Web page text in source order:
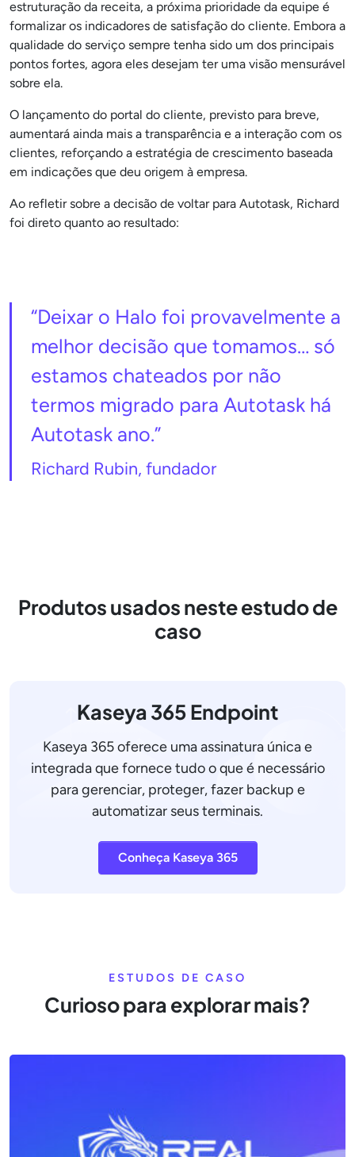
estruturação da receita, a próxima prioridade da equipe é
formalizar os indicadores de satisfação do cliente. Embora a
qualidade do serviço sempre tenha sido um dos principais
pontos fortes, agora eles desejam ter uma visão mensurável
sobre ela.
O lançamento do portal do cliente, previsto para breve,
aumentará ainda mais a transparência e a interação com os
clientes, reforçando a estratégia de crescimento baseada
em indicações que deu origem à empresa.
Ao refletir sobre a decisão de voltar para Autotask, Richard
foi direto quanto ao resultado:
“Deixar o Halo foi provavelmente a
melhor decisão que tomamos… só
estamos chateados por não
termos migrado para Autotask há
Autotask ano.”
Richard Rubin, fundador
Produtos usados neste estudo de
caso
Kaseya 365 Endpoint
Kaseya 365 oferece uma assinatura única e
integrada que fornece tudo o que é necessário
para gerenciar, proteger, fazer backup e
automatizar seus terminais.
Conheça Kaseya 365
ESTUDOS DE CASO
Curioso para explorar mais?